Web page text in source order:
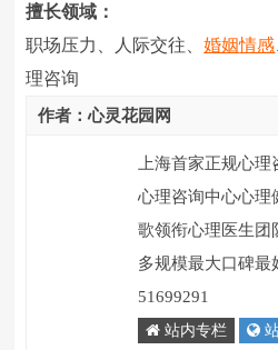
擅长领域：
职场压力、人际交往、婚姻情感
理咨询
作者：心灵花园网
上海首家正规心
心理咨询中心心理
歌领衔心理医生团
多规模最大口碑最
51699291
站内专栏